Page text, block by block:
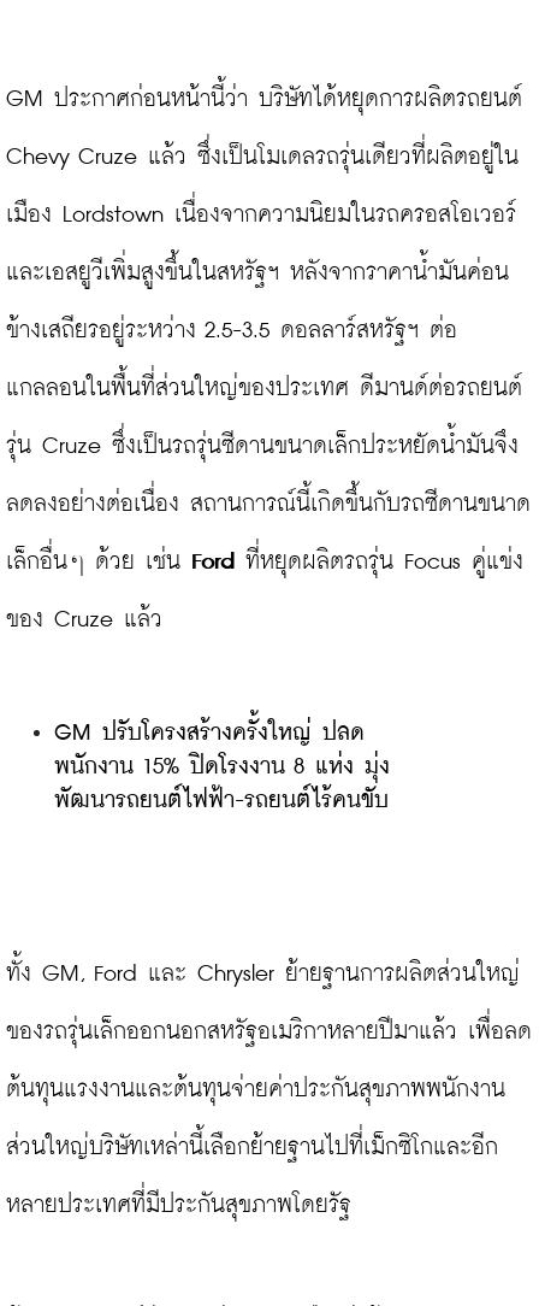
GM ประกาศก่อนหน้านี้ว่า บริษัทได้หยุดการผลิตรถยนต์
Chevy Cruze แล้ว ซึ่งเป็นโมเดลรถรุ่นเดียวที่ผลิตอยู่ใน
เมือง Lordstown เนื่องจากความนิยมในรถครอสโอเวอร์
และเอสยูวีเพิ่มสูงขึ้นในสหรัฐฯ หลังจากราคาน้ำมันค่อน
ข้างเสถียรอยู่ระหว่าง 2.5-3.5 ดอลลาร์สหรัฐฯ ต่อ
แกลลอนในพื้นที่ส่วนใหญ่ของประเทศ ดีมานด์ต่อรถยนต์
รุ่น Cruze ซึ่งเป็นรถรุ่นซีดานขนาดเล็กประหยัดน้ำมันจึง
ลดลงอย่างต่อเนื่อง สถานการณ์นี้เกิดขึ้นกับรถซีดานขนาด
เล็กอื่นๆ ด้วย เช่น Ford ที่หยุดผลิตรถรุ่น Focus คู่แข่ง
GM ปรับโครงสร้างครั้งใหญ่ ปลด
พนักงาน 15% ปิดโรงงาน 8 แห่ง มุ่ง
พัฒนารถยนต์ไฟฟ้า-รถยนต์ไร้คนขับ
ทั้ง GM, Ford และ Chrysler ย้ายฐานการผลิตส่วนใหญ่
ของรถรุ่นเล็กออกนอกสหรัฐอเมริกาหลายปีมาแล้ว เพื่อลด
ต้นทุนแรงงานและต้นทุนจ่ายค่าประกันสุขภาพพนักงาน
ส่วนใหญ่บริษัทเหล่านี้เลือกย้ายฐานไปที่เม็กซิโกและอีก
หลายประเทศที่มีประกันสุขภาพโดยรัฐ